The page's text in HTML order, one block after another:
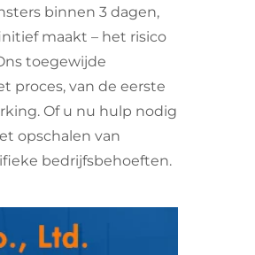
binnen 3 dagen,
maakt – het risico
toegewijde
proces, van de eerste
Of u nu hulp nodig
opschalen van
bedrijfsbehoeften.